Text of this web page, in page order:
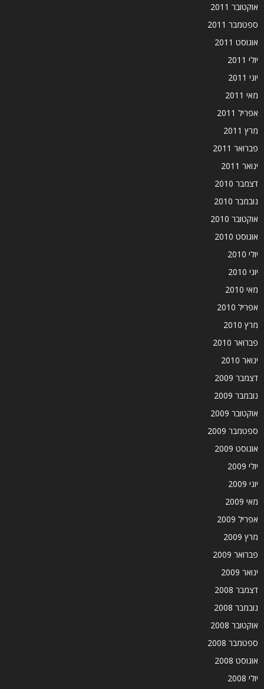
אוקטובר 2011
ספטמבר 2011
אוגוסט 2011
יולי 2011
יוני 2011
מאי 2011
אפריל 2011
מרץ 2011
פברואר 2011
ינואר 2011
דצמבר 2010
נובמבר 2010
אוקטובר 2010
אוגוסט 2010
יולי 2010
יוני 2010
מאי 2010
אפריל 2010
מרץ 2010
פברואר 2010
ינואר 2010
דצמבר 2009
נובמבר 2009
אוקטובר 2009
ספטמבר 2009
אוגוסט 2009
יולי 2009
יוני 2009
מאי 2009
אפריל 2009
מרץ 2009
פברואר 2009
ינואר 2009
דצמבר 2008
נובמבר 2008
אוקטובר 2008
ספטמבר 2008
אוגוסט 2008
יולי 2008